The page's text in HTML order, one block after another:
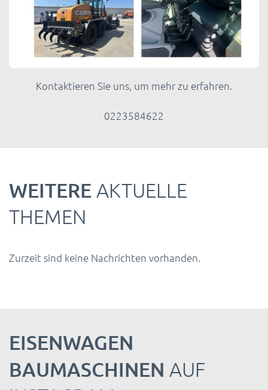
Kontaktieren Sie uns, um mehr zu erfahren.
0223584622
WEITERE AKTUELLE
THEMEN
Zurzeit sind keine Nachrichten vorhanden.
EISENWAGEN
BAUMASCHINEN AUF